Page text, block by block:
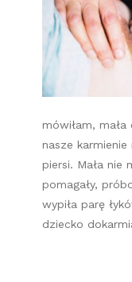
mówiłam,
nasze
piersi. Mała
pomagały,
wypiła parę
dziecko